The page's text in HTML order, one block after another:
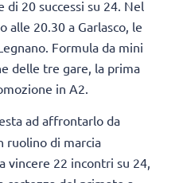
di 20 successi su 24. Nel
alle 20.30 a Garlasco, le
Formula da mini
delle tre gare, la prima
in A2.
ad affrontarlo da
ruolino di marcia
vincere 22 incontri su 24,